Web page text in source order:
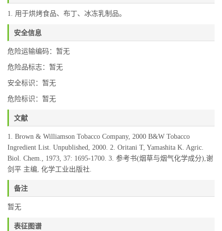
1. 用于烘烤食品、布丁、冰冻乳制品。
安全信息
危险运输编码：暂无
危险品标志：暂无
安全标识：暂无
危险标识：暂无
文献
1. Brown & Williamson Tobacco Company, 2000 B&W Tobacco
Ingredient List. Unpublished, 2000. 2. Oritani T, Yamashita K. Agric.
Biol. Chem., 1973, 37: 1695-1700. 3. 参考书(烟草与烟气化学成分),谢
剑平 主编, 化学工业出版社.
备注
暂无
表征图谱